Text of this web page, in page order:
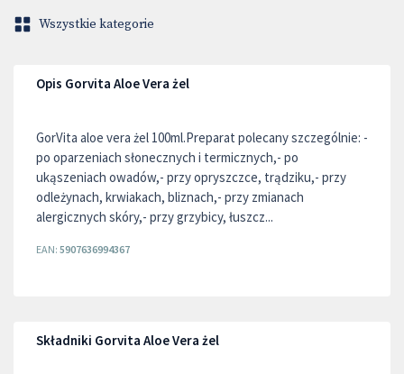
Wszystkie kategorie
Opis Gorvita Aloe Vera żel
GorVita aloe vera żel 100ml.Preparat polecany szczególnie: -
po oparzeniach słonecznych i termicznych,- po
ukąszeniach owadów,- przy opryszczce, trądziku,- przy
odleżynach, krwiakach, bliznach,- przy zmianach
alergicznych skóry,- przy grzybicy, łuszcz...
EAN: 5907636994367
Składniki Gorvita Aloe Vera żel